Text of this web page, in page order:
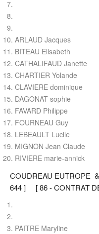
ARLAUD Jacques
BITEAU Elisabeth
CATHALIFAUD Janette
CHARTIER Yolande
CLAVIERE dominique
DAGONAT sophie
FAVARD Philippe
FOURNEAU Guy
LEBEAULT Lucile
MIGNON Jean Claude
RIVIERE marie-annick
COUDREAU EUTROPE
644 ] [ 86 - CONTRAT
PAITRE Maryline